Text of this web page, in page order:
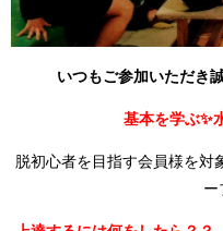
いつもご参加いただき
基本を学ぶ✨
脱初心者を目指す会員様を対
ー